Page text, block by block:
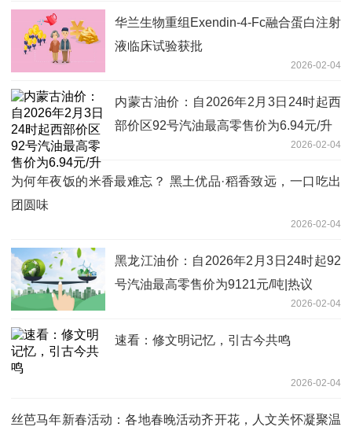
华兰生物重组Exendin-4-Fc融合蛋白注射
液临床试验获批
2026-02-04
内蒙古油价：自2026年2月3日24时起西
部价区92号汽油最高零售价为6.94元/升
2026-02-04
为何年夜饭的米香最难忘？ 黑土优品·稻香致远，一口吃出
团圆味
2026-02-04
黑龙江油价：自2026年2月3日24时起92
号汽油最高零售价为9121元/吨|热议
2026-02-04
速看：修文明记忆，引古今共鸣
2026-02-04
丝芭马年新春活动：各地春晚活动齐开花，人文关怀凝聚温